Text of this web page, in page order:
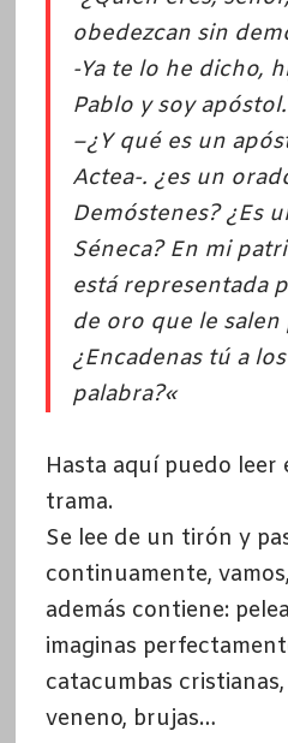
obedezcan sin
-Ya te lo he dicho,
Pablo y soy apóstol.
–¿Y qué es un
Actea-. ¿es un
Demóstenes? ¿Es
Séneca? En mi
está representada
de oro que le salen
¿Encadenas tú a
palabra?«
Hasta aquí puedo leer
trama.
Se lee de un tirón y
continuamente,
además contiene:
imaginas
catacumbas
veneno, brujas…